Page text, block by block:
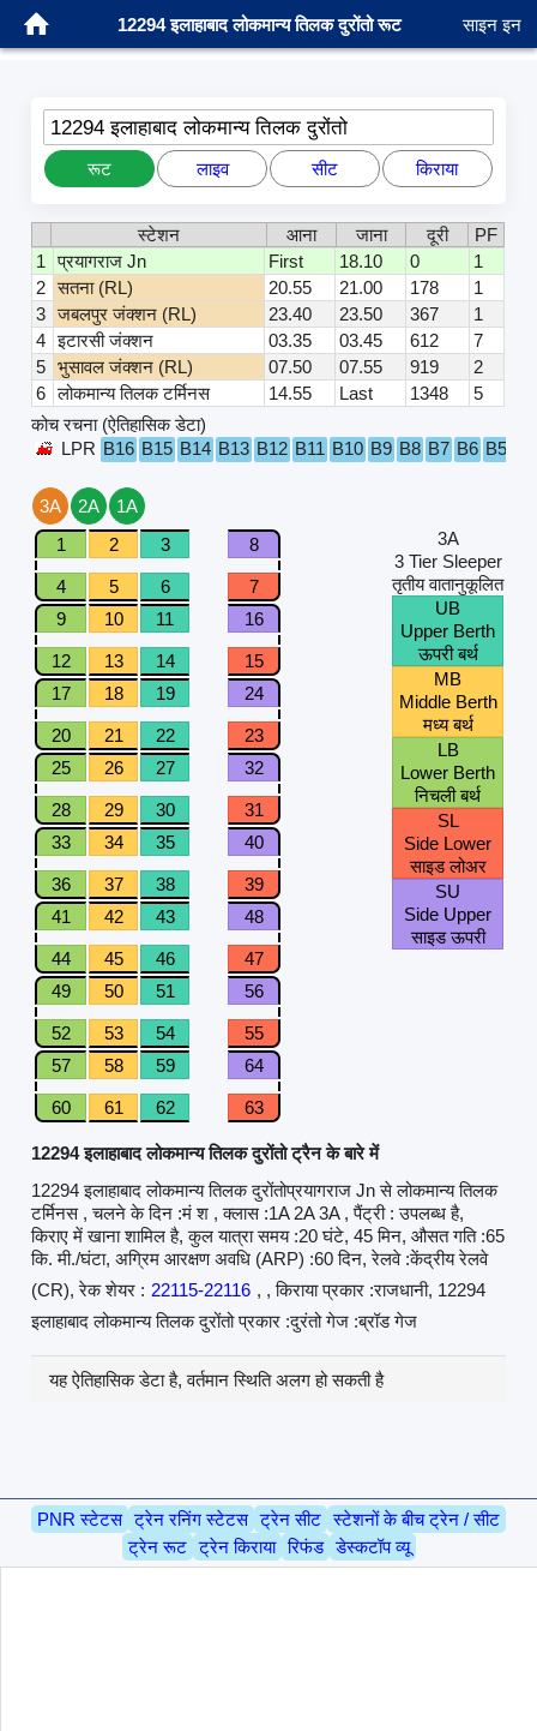
12294 इलाहाबाद लोकमान्य तिलक दुरोंतो रूट साइन इन
12294 इलाहाबाद लोकमान्य तिलक दुरोंतो
रूट लाइव सीट किराया
स्टेशन आना जाना दूरी
PF
1
प्रयागराज Jn First 18.10 0
1
2
सतना (RL) 20.55 21.00 178
1
3
जबलपुर जंक्शन (RL) 23.40 23.50 367
1
4
इटारसी जंक्शन 03.35 03.45 612
7
5
भुसावल जंक्शन (RL) 07.50 07.55 919
2
6
लोकमान्य तिलक टर्मिनस 14.55 Last 1348
5
कोच रचना (ऐतिहासिक डेटा)
LPR B16 B15 B14 B13 B12 B11 B10 B9 B8 B7 B6 B5
3A 2A
1A
1
2 3 8
4 5 6
7
9
10 11 16
12 13 14
15
17
18 19 24
20 21 22
23
25
26 27 32
28 29 30
31
33
34 35 40
36 37 38
39
41
42 43 48
44 45 46
47
49
50 51 56
52 53 54
55
57
58 59 64
60 61 62 63
3A
3 Tier Sleeper
तृतीय वातानुकूलित
UB
Upper Berth
ऊपरी बर्थ
MB
Middle Berth
मध्य बर्थ
LB
Lower Berth
निचली बर्थ
SL
Side Lower
साइड लोअर
SU
Side Upper
साइड ऊपरी
12294 इलाहाबाद लोकमान्य तिलक दुरोंतो ट्रैन के बारे में
12294 इलाहाबाद लोकमान्य तिलक दुरोंतोप्रयागराज Jn से लोकमान्य तिलक
टर्मिनस , चलने के दिन :मं श , क्लास :1A 2A 3A , पैंट्री : उपलब्ध है,
किराए में खाना शामिल है, कुल यात्रा समय :20 घंटे, 45 मिन, औसत गति :65
कि. मी./घंटा, अग्रिम आरक्षण अवधि (ARP) :60 दिन, रेलवे :केंद्रीय रेलवे
(CR), रेक शेयर : 22115-22116 , , किराया प्रकार :राजधानी, 12294
इलाहाबाद लोकमान्य तिलक दुरोंतो प्रकार :दुरंतो गेज :ब्रॉड गेज
यह ऐतिहासिक डेटा है, वर्तमान स्थिति अलग हो सकती है
PNR स्टेटस ट्रेन रनिंग स्टेटस ट्रेन सीट स्टेशनों के बीच ट्रेन / सीट
ट्रेन रूट ट्रेन किराया रिफंड डेस्कटॉप व्यू